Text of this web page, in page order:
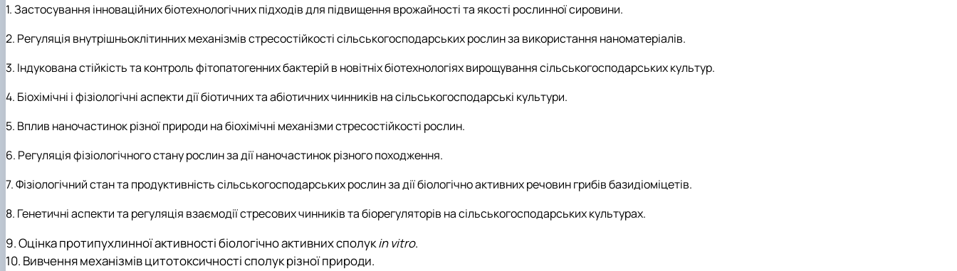
1. Застосування інноваційних біотехнологічних підходів для підвищення врожайності та якості рослинної сировини.
2. Регуляція внутрішньоклітинних механізмів стресостійкості сільськогосподарських рослин за використання наноматеріалів.
3. Індукована стійкість та контроль фітопатогенних бактерій в новітніх біотехнологіях вирощування сільськогосподарських культур.
4. Біохімічні і фізіологічні аспекти дії біотичних та абіотичних чинників на сільськогосподарські культури.
5. Вплив наночастинок різної природи на біохімічні механізми стресостійкості рослин.
6. Регуляція фізіологічного стану рослин за дії наночастинок різного походження.
7. Фізіологічний стан та продуктивність сільськогосподарських рослин за дії біологічно активних речовин грибів базидіоміцетів.
8. Генетичні аспекти та регуляція взаємодії стресових чинників та біорегуляторів на сільськогосподарських культурах.
9. Оцінка протипухлинної активності біологічно активних сполукin vitro.
10. Вивчення механізмів цитотоксичності сполук різної природи.